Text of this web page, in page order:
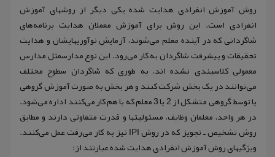
روش آموزش انفرادی هدایت شده یکی دیگر از روشهای آموزش
انفرادی است. این روش برای آموزش معملان هدایت برنامه‌های
شاگردانی که در آینده معلم می‌شوند، آزمایش نوآوریهایشان و هدایت
تحقیقات و پیشرفت شاگردان به کار می‌رود. این نوع مدارسمثل مدارس
معمولی کلاسبندی نشده اند، به طوری که شاگردان سطوح مختلف
می‌توانند در یک بخش شرکت کنند و هر بخش به صورت آموزش گروهی
یا توسط گروهی متشکل از 2 یا 3 معلم که با هم کار می‌کنند اداره می‌شود.
در هر واحد، معلمان وظایف، مسئولیتها و قدرت متفاوتی دارند و مطابق
روش تشخیص ـ تجویز که در روش IPI نیز به کار می‌رفت عمل می‌کنند.
ویژگیهای روش آموزش انفرادی هدایت شده عبارتند از: